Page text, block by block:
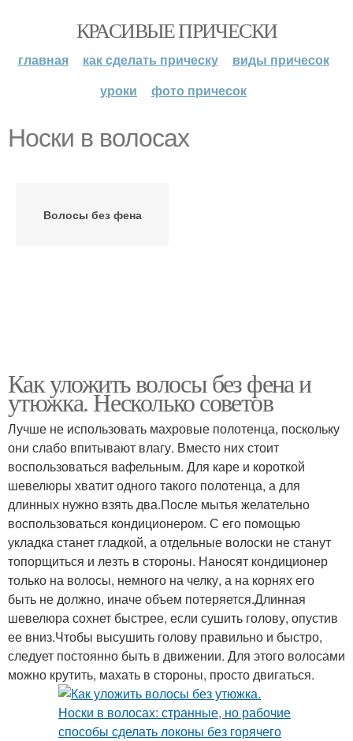
КРАСИВЫЕ ПРИЧЕСКИ
главная как сделать прическу
виды причесок
уроки
фото причесок
Носки в волосах
Волосы без фена
Как уложить волосы без фена и
утюжка. Несколько советов
Лучше не использовать махровые полотенца, поскольку
они слабо впитывают влагу. Вместо них стоит
воспользоваться вафельным. Для каре и короткой
шевелюры хватит одного такого полотенца, а для
длинных нужно взять два.После мытья желательно
воспользоваться кондиционером. С его помощью
укладка станет гладкой, а отдельные волоски не станут
топорщиться и лезть в стороны. Наносят кондиционер
только на волосы, немного на челку, а на корнях его
быть не должно, иначе объем потеряется.Длинная
шевелюра сохнет быстрее, если сушить голову, опустив
ее вниз.Чтобы высушить голову правильно и быстро,
следует постоянно быть в движении. Для этого волосами
можно крутить, махать в стороны, просто двигаться.